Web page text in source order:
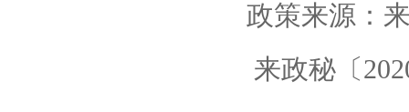
政策来源：
来政秘〔